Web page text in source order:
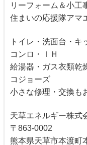
リーフォーム＆小工
住まいの応援隊アマ
トイレ・洗面台・
コンロ・ＩＨ
給湯器・ガス衣類乾
コジョーズ
小さな修理・交換も
天草エネルギー株式
〒863-0002
熊本県天草市本渡町